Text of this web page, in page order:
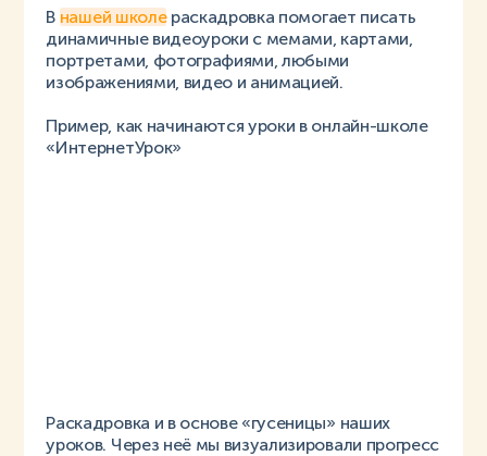
В нашей школераскадровка помогает писать
динамичные видеоуроки с мемами, картами,
портретами, фотографиями, любыми
изображениями, видео и анимацией.
Пример, как начинаются уроки в онлайн-школе
«ИнтернетУрок»
Раскадровка и в основе «гусеницы» наших
уроков. Через неё мы визуализировали прогресс